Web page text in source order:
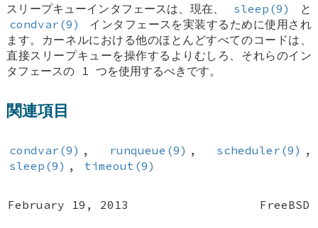
スリープキューインタフェースは、現在、
sleep(9)
と
condvar(9)
インタフェースを実装するために使用され
ます。カーネルにおける他のほとんどすべてのコードは、
直接スリープキューを操作するよりむしろ、それらのイン
タフェースの 1 つを使用するべきです。
関連項目
condvar(9) , runqueue(9) , scheduler(9) ,
sleep(9) , timeout(9)
February 19, 2013 FreeBSD